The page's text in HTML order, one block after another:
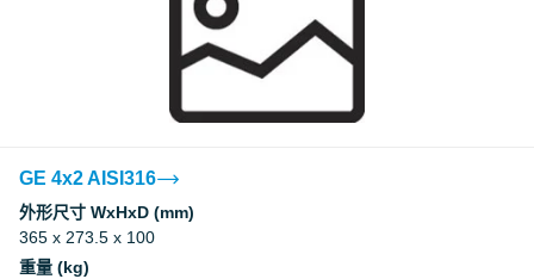
GE 4x2 AISI316
外形尺寸 WxHxD (mm)
365 x 273.5 x 100
重量 (kg)